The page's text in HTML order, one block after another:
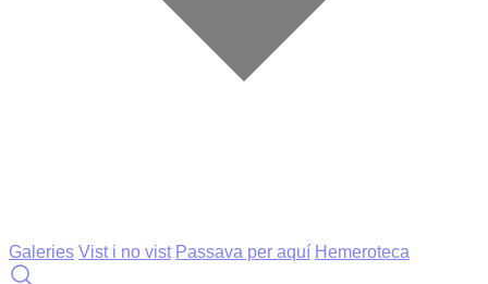
Galeries Vist i no vist Passava per aquí Hemeroteca